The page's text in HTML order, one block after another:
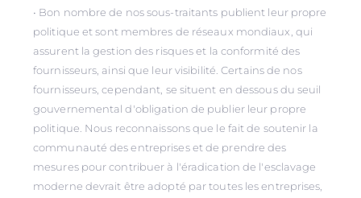
• Bon nombre de nos sous-traitants publient leur propre
politique et sont membres de réseaux mondiaux, qui
assurent la gestion des risques et la conformité des
fournisseurs, ainsi que leur visibilité. Certains de nos
fournisseurs, cependant, se situent en dessous du seuil
gouvernemental d'obligation de publier leur propre
politique. Nous reconnaissons que le fait de soutenir la
communauté des entreprises et de prendre des
mesures pour contribuer à l'éradication de l'esclavage
moderne devrait être adopté par toutes les entreprises,